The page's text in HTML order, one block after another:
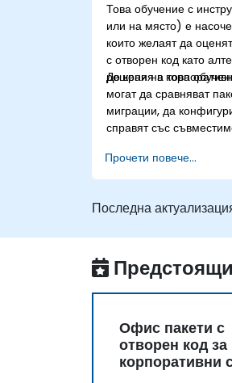
Това обучение с
или на място) е
които желаят да
с отворен код като
решения в
До края на това
могат да сравняват
миграции, да
справят със
възприемането от
Прочети повече...
Последна
Офис пакети с
отворен код за
корпоративни